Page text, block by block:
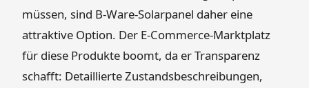
müssen, sind B-Ware-Solarpanel daher eine
attraktive Option. Der E-Commerce-Marktplatz
für diese Produkte boomt, da er Transparenz
schafft: Detaillierte Zustandsbeschreibungen,